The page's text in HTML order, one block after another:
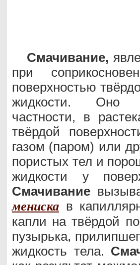
Смачивание,
при
поверхностью
жидкости. Оно
частности, в
твёрдой
газом (паром) или
пористых тел и
жидкости у
Смачивание
мениска в
капли на твёрдой
пузырька,
жидкость тела.